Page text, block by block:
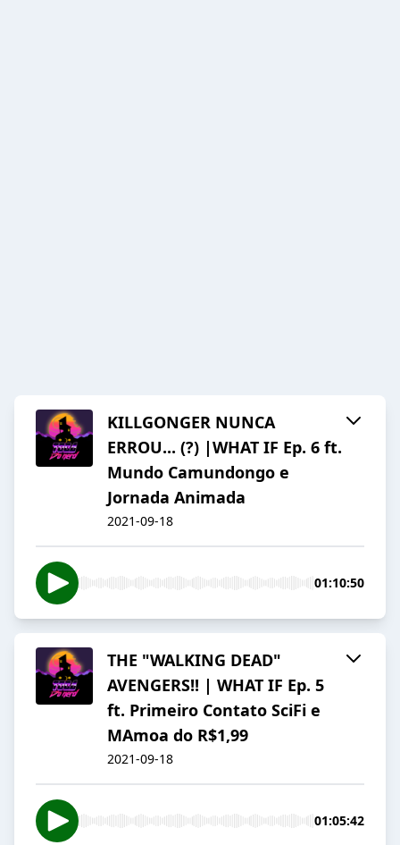
KILLGONGER NUNCA
ERROU... (?) |WHAT IF Ep. 6 ft.
Mundo Camundongo e
Jornada Animada
2021-09-18
01:10:50
THE "WALKING DEAD"
AVENGERS!! | WHAT IF Ep. 5
ft. Primeiro Contato SciFi e
MAmoa do R$1,99
2021-09-18
01:05:42